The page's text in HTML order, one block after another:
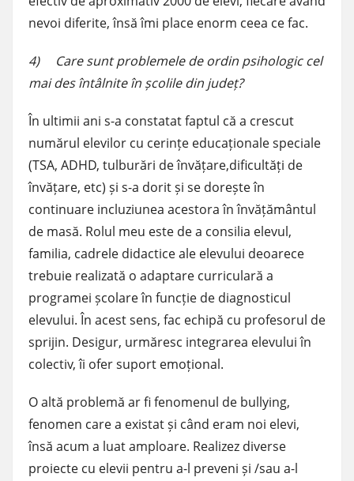
nevoi diferite, însă îmi place enorm ceea ce fac.
4) Care sunt problemele de ordin psihologic cel
mai des întâlnite în școlile din județ?
În ultimii ani s-a constatat faptul că a crescut
numărul elevilor cu cerințe educaționale speciale
(TSA, ADHD, tulburări de învățare,dificultăți de
învățare, etc) și s-a dorit și se dorește în
continuare incluziunea acestora în învățământul
de masă. Rolul meu este de a consilia elevul,
familia, cadrele didactice ale elevului deoarece
trebuie realizată o adaptare curriculară a
programei școlare în funcție de diagnosticul
elevului. În acest sens, fac echipă cu profesorul de
sprijin. Desigur, urmăresc integrarea elevului în
colectiv, îi ofer suport emoțional.
O altă problemă ar fi fenomenul de bullying,
fenomen care a existat și când eram noi elevi,
însă acum a luat amploare. Realizez diverse
proiecte cu elevii pentru a-l preveni și /sau a-l